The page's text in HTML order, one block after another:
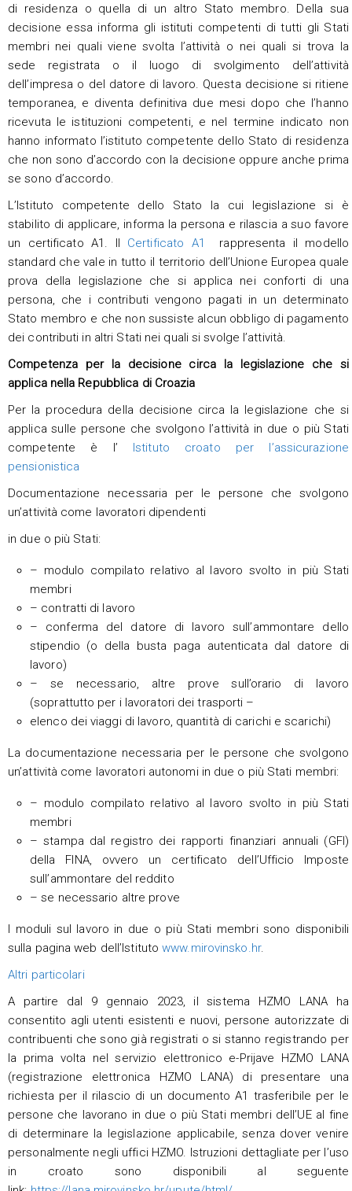
di residenza o quella di un altro Stato membro. Della sua
decisione essa informa gli istituti competenti di tutti gli Stati
membri nei quali viene svolta l’attività o nei quali si trova la
sede registrata o il luogo di svolgimento dell’attività
dell’impresa o del datore di lavoro. Questa decisione si ritiene
temporanea, e diventa definitiva due mesi dopo che l’hanno
ricevuta le istituzioni competenti, e nel termine indicato non
hanno informato l’istituto competente dello Stato di residenza
che non sono d’accordo con la decisione oppure anche prima
se sono d’accordo.
L’Istituto competente dello Stato la cui legislazione si è
stabilito di applicare, informa la persona e rilascia a suo favore
un certificato A1. Il Certificato A1
rappresenta il modello
standard che vale in tutto il territorio dell’Unione Europea quale
prova della legislazione che si applica nei conforti di una
persona, che i contributi vengono pagati in un determinato
Stato membro e che non sussiste alcun obbligo di pagamento
dei contributi in altri Stati nei quali si svolge l’attività.
Competenza per la decisione circa la legislazione che si
applica nella Repubblica di Croazia
Per la procedura della decisione circa la legislazione che si
applica sulle persone che svolgono l’attività in due o più Stati
competente è l’ Istituto croato per l’assicurazione
pensionistica
Documentazione necessaria per le persone che svolgono
un’attività come lavoratori dipendenti
in due o più Stati:
– modulo compilato relativo al lavoro svolto in più Stati
membri
– contratti di lavoro
– conferma del datore di lavoro sull’ammontare dello
stipendio (o della busta paga autenticata dal datore di
lavoro)
– se necessario, altre prove sull’orario di lavoro
(soprattutto per i lavoratori dei trasporti –
elenco dei viaggi di lavoro, quantità di carichi e scarichi)
La documentazione necessaria per le persone che svolgono
un’attività come lavoratori autonomi in due o più Stati membri:
– modulo compilato relativo al lavoro svolto in più Stati
membri
– stampa dal registro dei rapporti finanziari annuali (GFI)
della FINA, ovvero un certificato dell’Ufficio Imposte
sull’ammontare del reddito
– se necessario altre prove
I moduli sul lavoro in due o più Stati membri sono disponibili
sulla pagina web dell’Istitutowww.mirovinsko.hr.
Altri particolari
A partire dal 9 gennaio 2023, il sistema HZMO LANA ha
consentito agli utenti esistenti e nuovi, persone autorizzate di
contribuenti che sono già registrati o si stanno registrando per
la prima volta nel servizio elettronico e-Prijave HZMO LANA
(registrazione elettronica HZMO LANA) di presentare una
richiesta per il rilascio di un documento A1 trasferibile per le
persone che lavorano in due o più Stati membri dell’UE al fine
di determinare la legislazione applicabile, senza dover venire
personalmente negli uffici HZMO. Istruzioni dettagliate per l’uso
in croato sono disponibili al seguente